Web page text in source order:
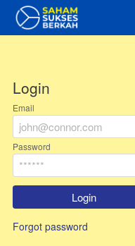
Login
Email
Password
`Login
Forgot password